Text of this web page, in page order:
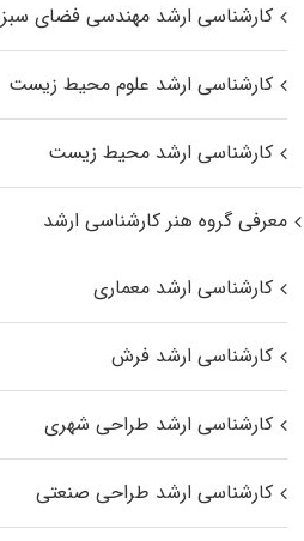
کارشناسی ارشد مهندسی فضای سبز
کارشناسی ارشد علوم محیط‌ زیست
کارشناسی ارشد محیط زیست
معرفی گروه هنر کارشناسی ارشد
کارشناسی ارشد معماری
کارشناسی ارشد فرش
کارشناسی ارشد طراحی شهری
کارشناسی ارشد طراحی صنعتی